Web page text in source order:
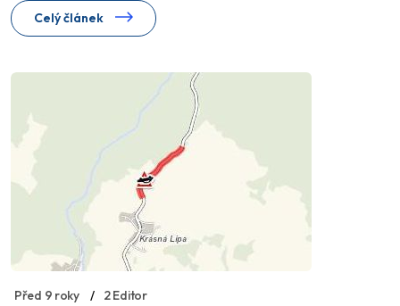
Celý článek
Před 9 roky 2 Editor